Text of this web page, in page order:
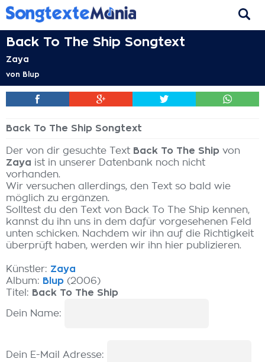
Back To The Ship Songtext
Zaya
von Blup
Back To The Ship Songtext
Der von dir gesuchte Text Back To The Ship von
Zaya ist in unserer Datenbank noch nicht
vorhanden.
Wir versuchen allerdings, den Text so bald wie
möglich zu ergänzen.
Solltest du den Text von Back To The Ship kennen,
kannst du ihn uns in dem dafür vorgesehenen Feld
unten schicken. Nachdem wir ihn auf die Richtigkeit
überprüft haben, werden wir ihn hier publizieren.
Künstler: Zaya
Album: Blup (2006)
Titel: Back To The Ship
Dein Name:
Dein E-Mail Adresse: